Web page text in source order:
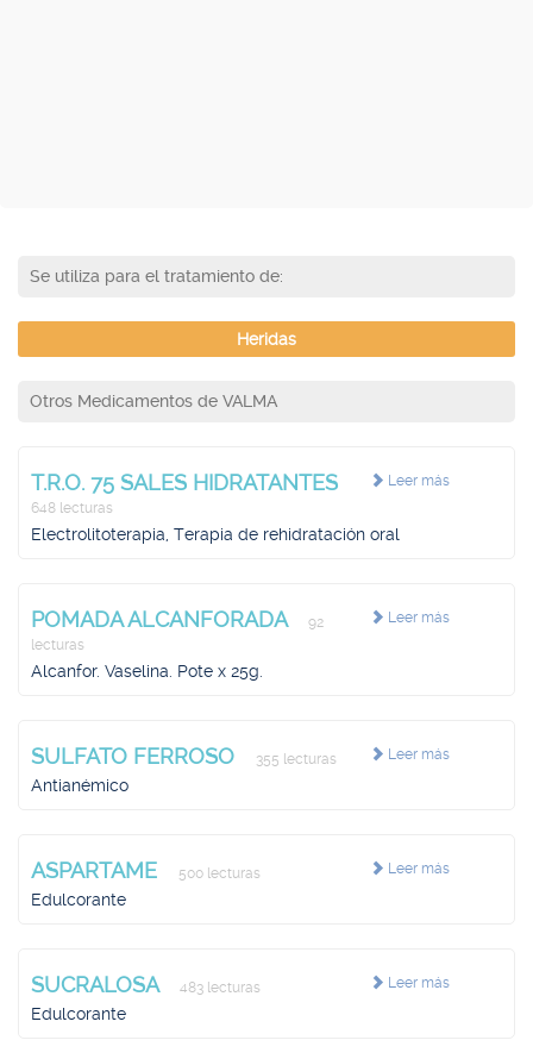
Se utiliza para el tratamiento de:
Heridas
Otros Medicamentos de VALMA
Leer más
T.R.O. 75 SALES HIDRATANTES
648 lecturas
Electrolitoterapia, Terapia de rehidratación oral
Leer más
POMADA ALCANFORADA
92
lecturas
Alcanfor. Vaselina. Pote x 25g.
Leer más
SULFATO FERROSO 355 lecturas
Antianémico
Leer más
ASPARTAME 500 lecturas
Edulcorante
Leer más
SUCRALOSA 483 lecturas
Edulcorante